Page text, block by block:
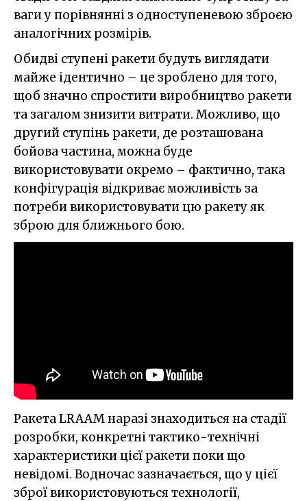
ваги у порівнянні з одноступеневою зброєю
аналогічних розмірів.
Обидві ступені ракети будуть виглядати
майже ідентично – це зроблено для того,
щоб значно спростити виробництво ракети
та загалом знизити витрати. Можливо, що
другий ступінь ракети, де розташована
бойова частина, можна буде
використовувати окремо – фактично, така
конфігурація відкриває можливість за
потреби використовувати цю ракету як
зброю для ближнього бою.
Ракета LRAAM наразі знаходиться на стадії
розробки, конкретні тактико-технічні
характеристики цієї ракети поки що
невідомі. Водночас зазначається, що у цієї
зброї використовуються технології,